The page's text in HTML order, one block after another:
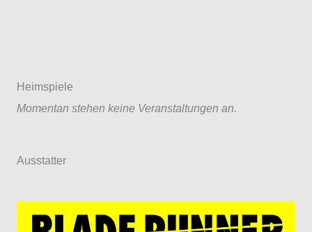
Heimspiele
Momentan stehen keine Veranstaltungen an.
Ausstatter